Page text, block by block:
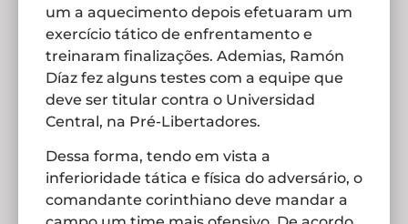
um a aquecimento depois efetuaram um
exercício tático de enfrentamento e
treinaram finalizações. Ademias, Ramón
Díaz fez alguns testes com a equipe que
deve ser titular contra o Universidad
Central, na Pré-Libertadores.
Dessa forma, tendo em vista a
inferioridade tática e física do adversário, o
comandante corinthiano deve mandar a